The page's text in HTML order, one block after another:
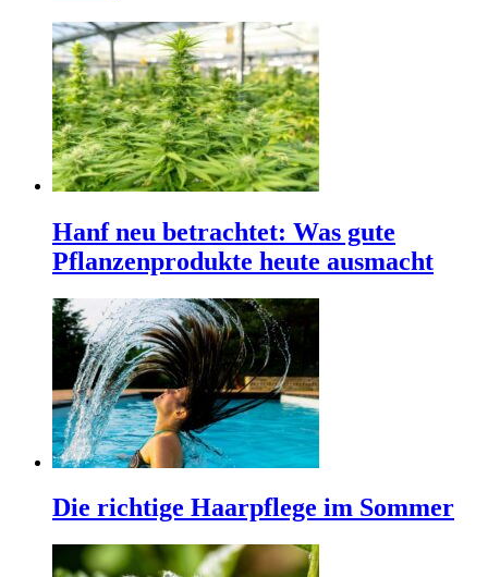
Hanf neu betrachtet: Was gute
Pflanzenprodukte heute ausmacht
Die richtige Haarpflege im Sommer